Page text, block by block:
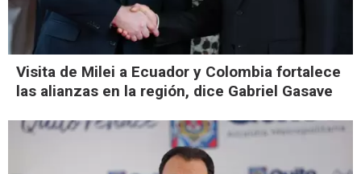
Visita de Milei a Ecuador y Colombia fortalece
las alianzas en la región, dice Gabriel Gasave